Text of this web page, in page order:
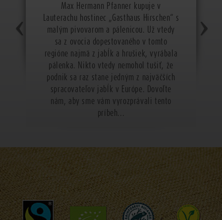
Max Hermann Pfanner kupuje v
Lauterachu hostinec „Gasthaus Hirschen“ s
malým pivovarom a pálenicou. Už vtedy
sa z ovocia dopestovaného v tomto
regióne najmä z jabĺk a hrušiek, vyrábala
pálenka. Nikto vtedy nemohol tušiť, že
podnik sa raz stane jedným z najväčších
spracovateľov jabĺk v Európe. Dovoľte
nám, aby sme vám vyrozprávali tento
príbeh...